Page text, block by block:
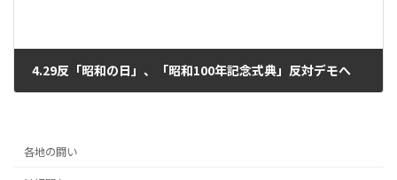
4.29反「昭和の日」、「昭和100年記念式典」反対デモへ
各地の闘い